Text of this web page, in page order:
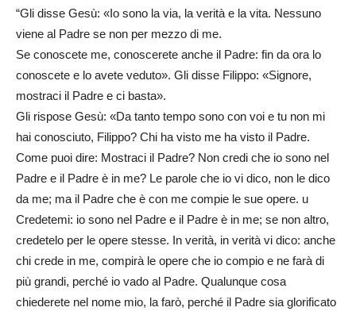
“Gli disse Gesù: «Io sono la via, la verità e la vita. Nessuno
viene al Padre se non per mezzo di me.
Se conoscete me, conoscerete anche il Padre: fin da ora lo
conoscete e lo avete veduto». Gli disse Filippo: «Signore,
mostraci il Padre e ci basta».
Gli rispose Gesù: «Da tanto tempo sono con voi e tu non mi
hai conosciuto, Filippo? Chi ha visto me ha visto il Padre.
Come puoi dire: Mostraci il Padre? Non credi che io sono nel
Padre e il Padre è in me? Le parole che io vi dico, non le dico
da me; ma il Padre che è con me compie le sue opere. u
Credetemi: io sono nel Padre e il Padre è in me; se non altro,
credetelo per le opere stesse. In verità, in verità vi dico: anche
chi crede in me, compirà le opere che io compio e ne farà di
più grandi, perché io vado al Padre. Qualunque cosa
chiederete nel nome mio, la farò, perché il Padre sia glorificato